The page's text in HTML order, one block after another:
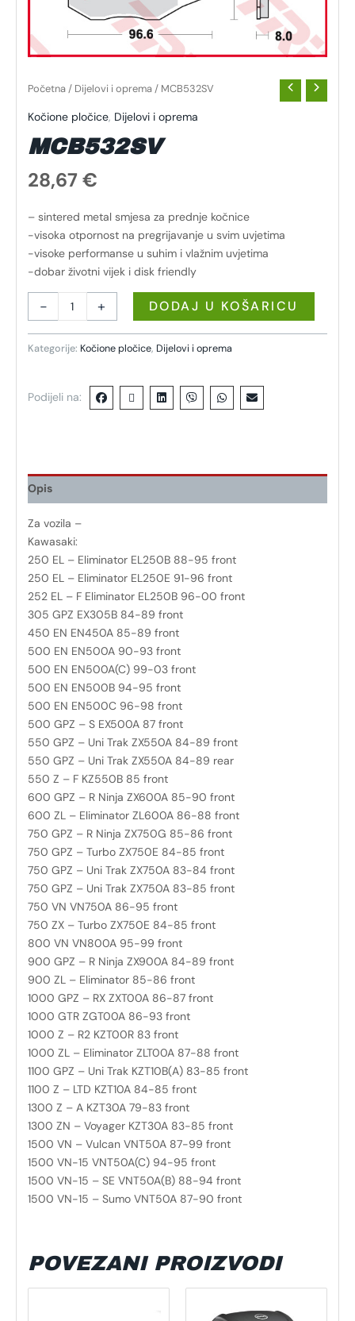
Početna / Dijelovi i oprema / MCB532SV
Kočione pločice, Dijelovi i oprema
MCB532SV
28,67€
– sintered metal smjesa za prednje kočnice
-visoka otpornost na pregrijavanje u svim uvjetima
-visoke performanse u suhim i vlažnim uvjetima
-dobar životni vijek i disk friendly
- + DODAJ U KOŠARICU
Kategorije: Kočione pločice, Dijelovi i oprema
Podijeli na:
Opis
Za vozila –
Kawasaki:
250 EL – Eliminator EL250B 88-95 front
250 EL – Eliminator EL250E 91-96 front
252 EL – F Eliminator EL250B 96-00 front
305 GPZ EX305B 84-89 front
450 EN EN450A 85-89 front
500 EN EN500A 90-93 front
500 EN EN500A(C) 99-03 front
500 EN EN500B 94-95 front
500 EN EN500C 96-98 front
500 GPZ – S EX500A 87 front
550 GPZ – Uni Trak ZX550A 84-89 front
550 GPZ – Uni Trak ZX550A 84-89 rear
550 Z – F KZ550B 85 front
600 GPZ – R Ninja ZX600A 85-90 front
600 ZL – Eliminator ZL600A 86-88 front
750 GPZ – R Ninja ZX750G 85-86 front
750 GPZ – Turbo ZX750E 84-85 front
750 GPZ – Uni Trak ZX750A 83-84 front
750 GPZ – Uni Trak ZX750A 83-85 front
750 VN VN750A 86-95 front
750 ZX – Turbo ZX750E 84-85 front
800 VN VN800A 95-99 front
900 GPZ – R Ninja ZX900A 84-89 front
900 ZL – Eliminator 85-86 front
1000 GPZ – RX ZXT00A 86-87 front
1000 GTR ZGT00A 86-93 front
1000 Z – R2 KZT00R 83 front
1000 ZL – Eliminator ZLT00A 87-88 front
1100 GPZ – Uni Trak KZT10B(A) 83-85 front
1100 Z – LTD KZT10A 84-85 front
1300 Z – A KZT30A 79-83 front
1300 ZN – Voyager KZT30A 83-85 front
1500 VN – Vulcan VNT50A 87-99 front
1500 VN-15 VNT50A(C) 94-95 front
1500 VN-15 – SE VNT50A(B) 88-94 front
1500 VN-15 – Sumo VNT50A 87-90 front
POVEZANI PROIZVODI